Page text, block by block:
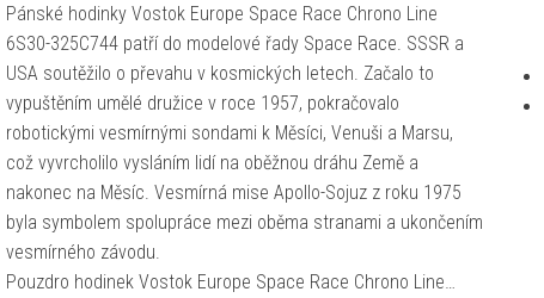
Pánské hodinky Vostok Europe Space Race Chrono Line
6S30-325C744 patří do modelové řady Space Race. SSSR a
USA soutěžilo o převahu v kosmických letech. Začalo to
vypuštěním umělé družice v roce 1957, pokračovalo
robotickými vesmírnými sondami k Měsíci, Venuši a Marsu,
což vyvrcholilo vysláním lidí na oběžnou dráhu Země a
nakonec na Měsíc. Vesmírná mise Apollo-Sojuz z roku 1975
byla symbolem spolupráce mezi oběma stranami a ukončením
vesmírného závodu.
Pouzdro hodinek Vostok Europe Space Race Chrono Line…